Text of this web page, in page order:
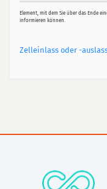
Element, mit dem Sie über das Ende
informieren können.
Zelleinlass oder -